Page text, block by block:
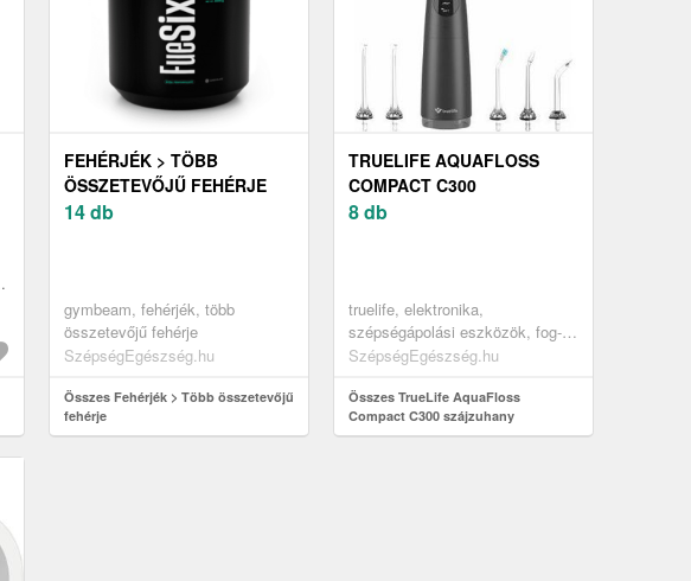
FEHÉRJÉK > TÖBB
ÖSSZETEVŐJŰ FEHÉRJE
14 db
gymbeam, fehérjék, több
összetevőjű fehérje
SzépségEgészség.hu
Összes Fehérjék > Több összetevőjű
fehérje
TRUELIFE AQUAFLOSS
COMPACT C300
SZÁJZUHANY
8 db
truelife, elektronika,
szépségápolási eszközök, fog-
és szájápolási eszközök,
szájzuhanyok
SzépségEgészség.hu
Összes TrueLife AquaFloss
Compact C300 szájzuhany